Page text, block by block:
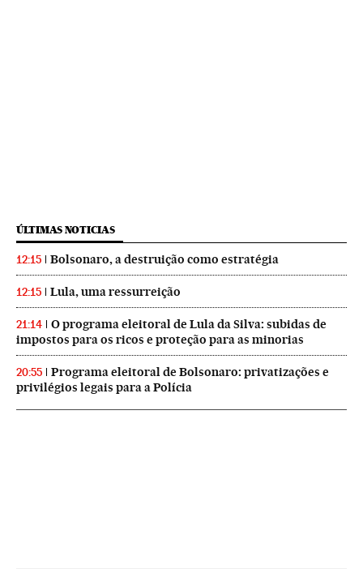
ÚLTIMAS NOTICIAS
12:15 Bolsonaro, a destruição como estratégia
12:15 Lula, uma ressurreição
21:14
O programa eleitoral de Lula da Silva: subidas de
impostos para os ricos e proteção para as minorias
20:55
Programa eleitoral de Bolsonaro: privatizações e
privilégios legais para a Polícia